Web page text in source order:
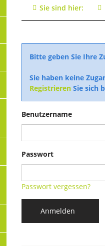
Sie sind hier:
Bitte geben Sie Ihre
Sie haben keine
RegistrierenSie sich
Benutzername
Passwort
Passwort vergessen?
Anmelden